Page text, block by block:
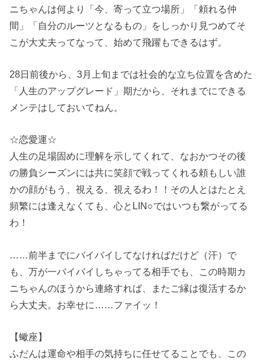
ニちゃんは何より「今、寄って立つ場所」「頼れる仲
間」「自分のルーツとなるもの」をしっかり見つめてそ
こが大丈夫ってなって、始めて飛躍もできるはず。
28日前後から、3月上旬までは社会的な立ち位置を含めた
「人生のアップグレード」期だから、それまでにできる
メンテはしておいてねん。
☆恋愛運☆
人生の足場固めに理解を示してくれて、なおかつその後
の勝負シーズンには共に笑顔で戦ってくれる頼もしい誰
かの顔がもう、視える、視えるわ！！その人とはたとえ
頻繁には逢えなくても、心とLIN○ではいつも繋がってる
わ！
……前半までにバイバイしてなければだけど（汗）で
も、万が一バイバイしちゃってる相手でも、この時期カ
ニちゃんのほうから連絡すれば、またご縁は復活するか
ら大丈夫。お幸せに……ファイッ！
【蠍座】
ふだんは運命や相手の気持ちに任せてることでも、この